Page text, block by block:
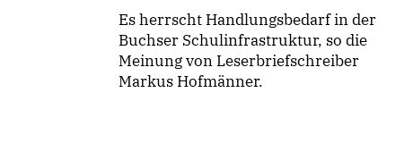
Es herrscht Handlungsbedarf in der
Buchser Schulinfrastruktur, so die
Meinung von Leserbriefschreiber
Markus Hofmänner.